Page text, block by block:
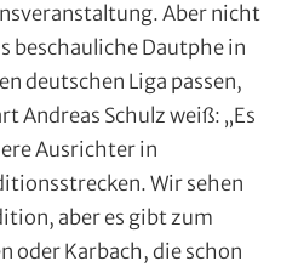
Aber nicht
beschauliche Dautphe in
deutschen Liga passen,
Andreas Schulz weiß: „Es
Ausrichter in
Wir sehen
aber es gibt zum
oder Karbach, die schon